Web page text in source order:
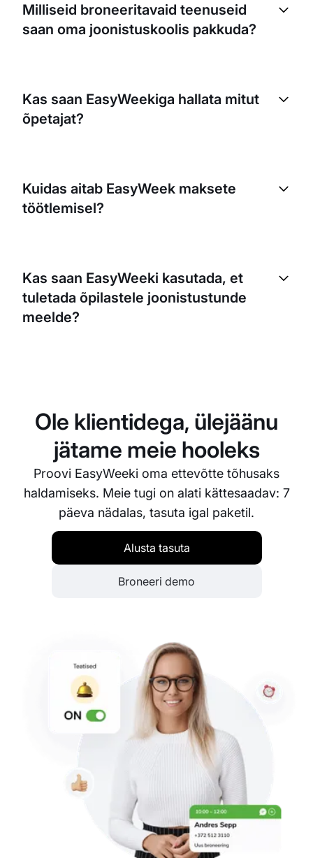
Milliseid broneeritavaid teenuseid
saan oma joonistuskoolis pakkuda?
kunstitarvete renti. Broneeritavaid teenuseid saad
seadistada vastavalt oma ettevõtte vajadustele.
Kas saan EasyWeekiga hallata mitut
õpetajat?
teenused konkreetsetele õpetajatele ja hallata
nende saadavust.
Kuidas aitab EasyWeek maksete
töötlemisel?
broneerimise ajal veebis tasuda. See teeb protsessi
klientidele mugavamaks ja tagab, et saad maksed
õigeaegselt kätte.
Kas saan EasyWeeki kasutada, et
tuletada õpilastele joonistustunde
meelde?
Ole klientidega, ülejäänu
jätame meie hooleks
Proovi EasyWeeki oma ettevõtte tõhusaks
haldamiseks. Meie tugi on alati kättesaadav: 7
päeva nädalas, tasuta igal paketil.
Alusta tasuta
Broneeri demo